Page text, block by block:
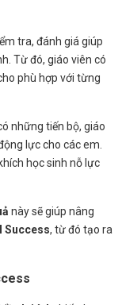
tra, đánh giá giúp
Từ đó, giáo viên có
phù hợp với từng
những tiến bộ, giáo
lực cho các em.
học sinh nỗ lực
này sẽ giúp nâng
Success, từ đó tạo ra